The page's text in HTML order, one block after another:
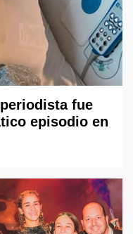
fue
episodio en